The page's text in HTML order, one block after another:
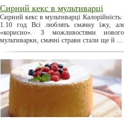
Сирний кекс в мультиварці
Сирний кекс в мультиварці
1.10 год Всі люблять смачну їжу,
«корисно». З можливостями
мультиварки, смачні страви стали ще й ...